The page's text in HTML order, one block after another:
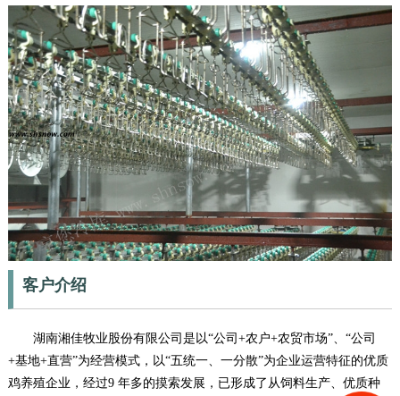
客户介绍
湖南湘佳牧业股份有限公司是以“公司+农户+农贸市场”、“公司
+基地+直营”为经营模式，以“五统一、一分散”为企业运营特征的优质
鸡养殖企业，经过9 年多的摸索发展，已形成了从饲料生产、优质种